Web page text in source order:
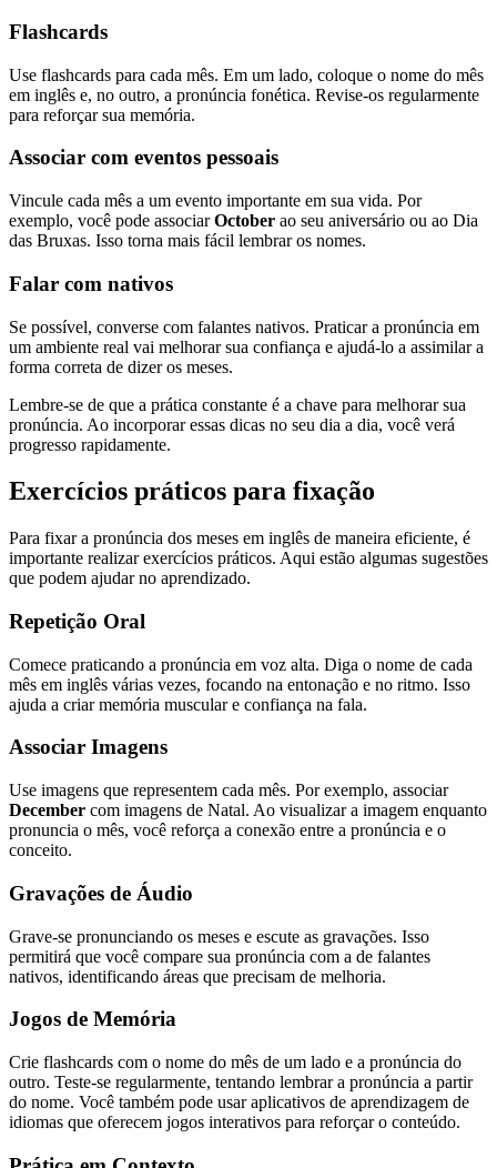
Flashcards
Use flashcards para cada mês. Em um lado, coloque o nome do mês
em inglês e, no outro, a pronúncia fonética. Revise-os regularmente
para reforçar sua memória.
Associar com eventos pessoais
Vincule cada mês a um evento importante em sua vida. Por
exemplo, você pode associarOctober ao seu aniversário ou ao Dia
das Bruxas. Isso torna mais fácil lembrar os nomes.
Falar com nativos
Se possível, converse com falantes nativos. Praticar a pronúncia em
um ambiente real vai melhorar sua confiança e ajudá-lo a assimilar a
forma correta de dizer os meses.
Lembre-se de que a prática constante é a chave para melhorar sua
pronúncia. Ao incorporar essas dicas no seu dia a dia, você verá
progresso rapidamente.
Exercícios práticos para fixação
Para fixar a pronúncia dos meses em inglês de maneira eficiente, é
importante realizar exercícios práticos. Aqui estão algumas sugestões
que podem ajudar no aprendizado.
Repetição Oral
Comece praticando a pronúncia em voz alta. Diga o nome de cada
mês em inglês várias vezes, focando na entonação e no ritmo. Isso
ajuda a criar memória muscular e confiança na fala.
Associar Imagens
Use imagens que representem cada mês. Por exemplo, associar
December com imagens de Natal. Ao visualizar a imagem enquanto
pronuncia o mês, você reforça a conexão entre a pronúncia e o
conceito.
Gravações de Áudio
Grave-se pronunciando os meses e escute as gravações. Isso
permitirá que você compare sua pronúncia com a de falantes
nativos, identificando áreas que precisam de melhoria.
Jogos de Memória
Crie flashcards com o nome do mês de um lado e a pronúncia do
outro. Teste-se regularmente, tentando lembrar a pronúncia a partir
do nome. Você também pode usar aplicativos de aprendizagem de
idiomas que oferecem jogos interativos para reforçar o conteúdo.